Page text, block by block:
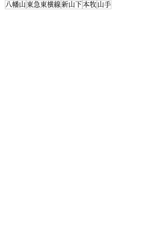
八幡山 東急東横線 新山下 本牧 山手